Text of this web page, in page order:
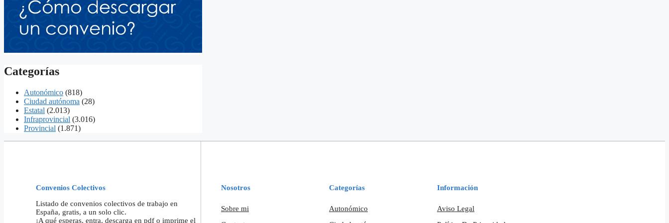
Categorías
Autonómico (818)
Ciudad autónoma (28)
Estatal (2.013)
Infraprovincial (3.016)
Provincial (1.871)
Convenios Colectivos
Listado de convenios colectivos de trabajo en
España, gratis, a un solo clic.
¡A qué esperas, entra, descarga en pdf o imprime el
Nosotros
Sobre mi
Categorías
Autonómico
Información
Aviso Legal